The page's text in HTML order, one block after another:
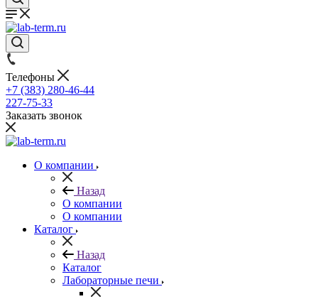
Телефоны
+7 (383) 280-46-44
227-75-33
Заказать звонок
О компании
Назад
О компании
О компании
Каталог
Назад
Каталог
Лабораторные печи